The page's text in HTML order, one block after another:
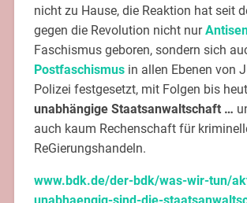
nicht zu Hause, die Reaktion hat seit
gegen die Revolution nicht nur
Faschismus geboren, sondern sich
Postfaschismusin allen Ebenen von
Polizei festgesetzt, mit Folgen bis
unabhängige Staatsanwaltschaft …
auch kaum Rechenschaft für
ReGierungshandeln.
www.bdk.de/der-bdk/was-wir-tun/